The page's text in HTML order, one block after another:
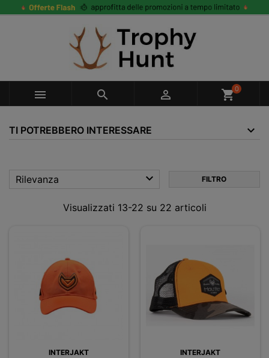
   shopping_cart0
TI POTREBBERO INTERESSARE
Rilevanza  FILTRO
Visualizzati 13-22 su 22 articoli
INTERJAKT INTERJAKT